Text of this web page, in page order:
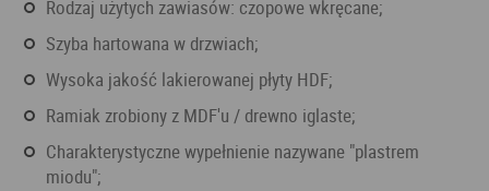
Rodzaj użytych zawiasów: czopowe wkręcane;
Szyba hartowana w drzwiach;
Wysoka jakość lakierowanej płyty HDF;
Ramiak zrobiony z MDF'u / drewno iglaste;
Charakterystyczne wypełnienie nazywane "plastrem
miodu";